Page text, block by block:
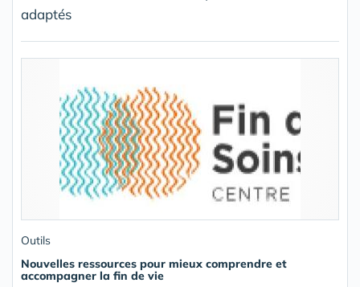
adaptés
Outils
Nouvelles ressources pour mieux comprendre et
accompagner la fin de vie